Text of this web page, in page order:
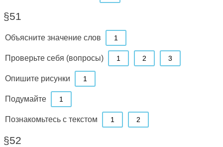
§51
Объясните значение слов 1
Проверьте себя (вопросы) 1 2 3
Опишите рисунки 1
Подумайте 1
Познакомьтесь с текстом 1 2
§52